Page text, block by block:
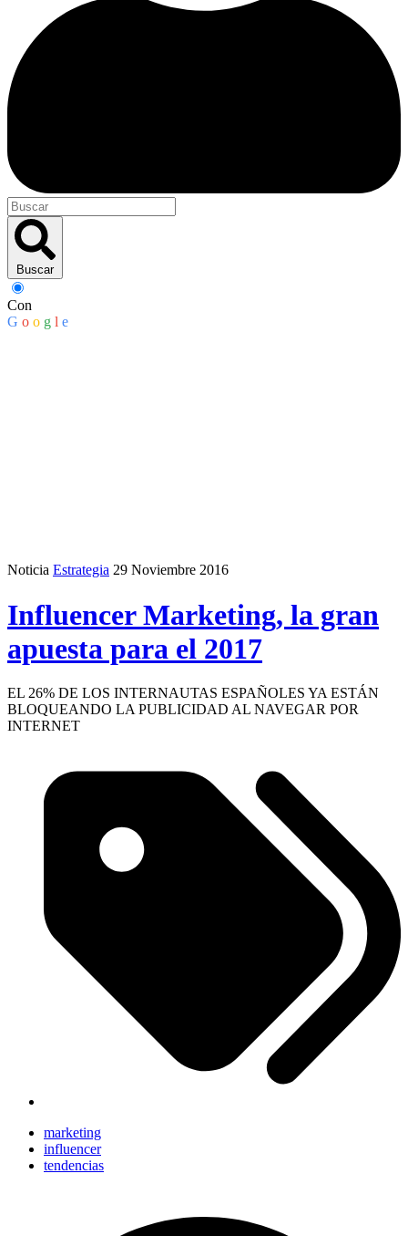
Buscar
Con
G o o g l e
Noticia Estrategia 29 Noviembre 2016
Influencer Marketing, la gran
apuesta para el 2017
EL 26% DE LOS INTERNAUTAS ESPAÑOLES YA ESTÁN
BLOQUEANDO LA PUBLICIDAD AL NAVEGAR POR
INTERNET
marketing
influencer
tendencias